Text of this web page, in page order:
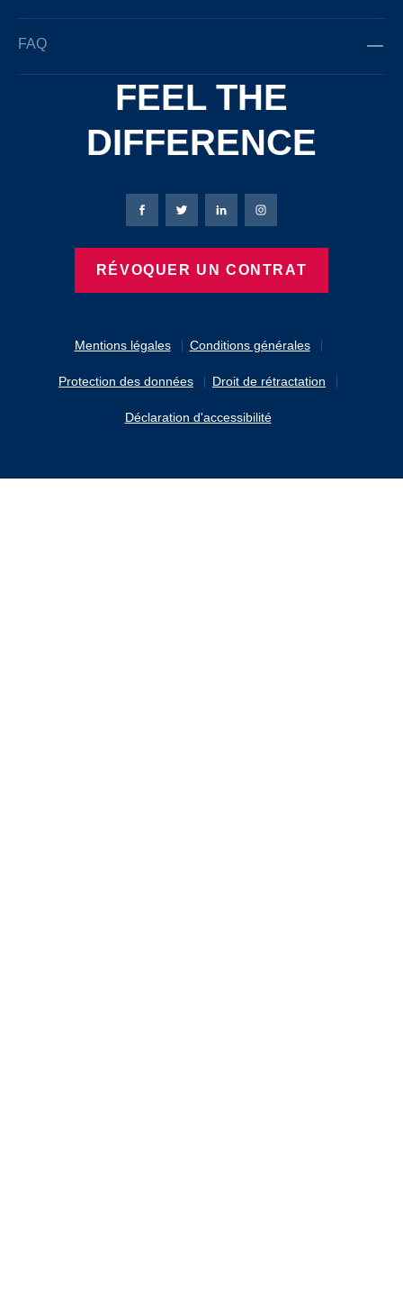
FAQ
FEEL THE
DIFFERENCE
Mentions légales Conditions générales
Protection des données Droit de rétractation
Déclaration d'accessibilité
Page Facebook de Bierbaum-Proenen
Page X de Bierbaum-Proenen
Page LinkedIn de
Page Instagram de
RÉVOQUER UN CONTRAT